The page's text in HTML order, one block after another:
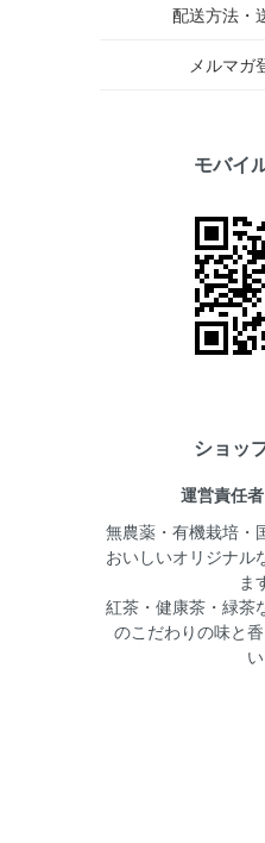
配送方法・
メルマガ
モバイ
ショッ
運営責任
無農薬・有機栽培・
おいしいオリジナル
ま
紅茶・健康茶・緑茶
のこだわりの味と
い